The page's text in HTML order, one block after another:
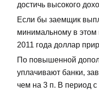
достичь высокого
Если бы заемщик
минимальному в этом
2011 года доллар
По повышенной
уплачивают банки,
чем на 3 п. В период